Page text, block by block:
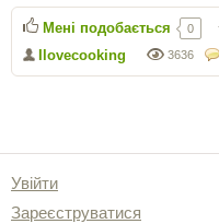
3636
Ilovecooking
Мені подобається 0
Увійти
Зареєструватися